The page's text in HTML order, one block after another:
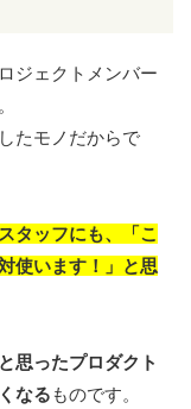
ジェクトメンバー
たモノだからで
タッフにも、「こ
使います！」と思
思ったプロダクト
なる ものです。